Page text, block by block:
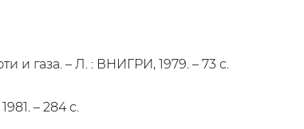
газа. – Л. : ВНИГРИ, 1979. – 73 с.
– 284 с.